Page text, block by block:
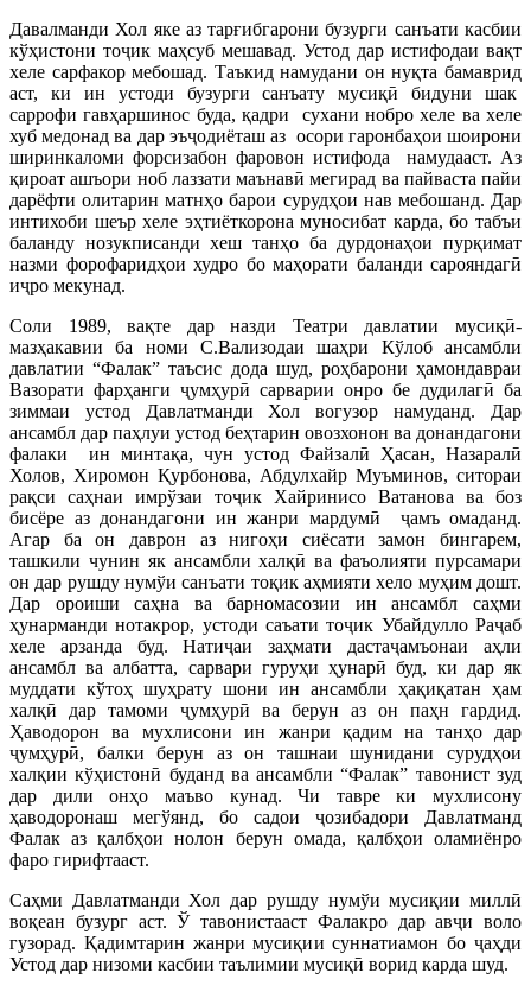
Давалманди Хол яке аз тарғибгарони бузурги санъати касбии
кўҳистони тоҷик маҳсуб мешавад. Устод дар истифодаи вақт
хеле сарфакор мебошад. Таъкид намудани он нуқта бамаврид
аст, ки ин устоди бузурги санъату мусиқӣ бидуни шак
саррофи гавҳаршинос буда, қадри сухани нобро хеле ва хеле
хуб медонад ва дар эъҷодиёташ аз осори гаронбаҳои шоирони
ширинкаломи форсизабон фаровон истифода намудааст. Аз
қироат ашъори ноб лаззати маънавӣ мегирад ва пайваста пайи
дарёфти олитарин матнҳо барои сурудҳои нав мебошанд. Дар
интихоби шеър хеле эҳтиёткорона муносибат карда, бо табъи
баланду нозукписанди хеш танҳо ба дурдонаҳои пурқимат
назми форофаридҳои худро бо маҳорати баланди сарояндагӣ
иҷро мекунад.
Соли 1989, вақте дар назди Театри давлатии мусиқӣ-
мазҳакавии ба номи С.Вализодаи шаҳри Кўлоб ансамбли
давлатии “Фалак” таъсис дода шуд, роҳбарони ҳамондавраи
Вазорати фарҳанги ҷумҳурӣ сарварии онро бе дудилагӣ ба
зиммаи устод Давлатманди Хол вогузор намуданд. Дар
ансамбл дар паҳлуи устод беҳтарин овозхонон ва донандагони
фалаки ин минтақа, чун устод Файзалӣ Ҳасан, Назаралӣ
Холов, Хиромон Қурбонова, Абдулхайр Муъминов, ситораи
рақси саҳнаи имрўзаи тоҷик Хайринисо Ватанова ва боз
бисёре аз донандагони ин жанри мардумӣ ҷамъ омаданд.
Агар ба он даврон аз нигоҳи сиёсати замон бингарем,
ташкили чунин як ансамбли халқӣ ва фаъолияти пурсамари
он дар рушду нумўи санъати тоқик аҳмияти хело муҳим дошт.
Дар ороиши саҳна ва барномасозии ин ансамбл саҳми
ҳунарманди нотакрор, устоди саъати тоҷик Убайдулло Раҷаб
хеле арзанда буд. Натиҷаи заҳмати дастаҷамъонаи аҳли
ансамбл ва албатта, сарвари гуруҳи ҳунарӣ буд, ки дар як
муддати кўтоҳ шуҳрату шони ин ансамбли ҳақиқатан ҳам
халқӣ дар тамоми ҷумҳурӣ ва берун аз он паҳн гардид.
Ҳаводорон ва мухлисони ин жанри қадим на танҳо дар
ҷумҳурӣ, балки берун аз он ташнаи шунидани сурудҳои
халқии кўҳистонӣ буданд ва ансамбли “Фалак” тавонист зуд
дар дили онҳо маъво кунад. Чи тавре ки мухлисону
ҳаводоронаш мегўянд, бо садои ҷозибадори Давлатманд
Фалак аз қалбҳои нолон берун омада, қалбҳои оламиёнро
фаро гирифтааст.
Саҳми Давлатманди Хол дар рушду нумўи мусиқии миллӣ
воқеан бузург аст. Ў тавонистааст Фалакро дар авҷи воло
гузорад. Қадимтарин жанри мусиқии суннатиамон бо ҷаҳди
Устод дар низоми касбии таълимии мусиқӣ ворид карда шуд.